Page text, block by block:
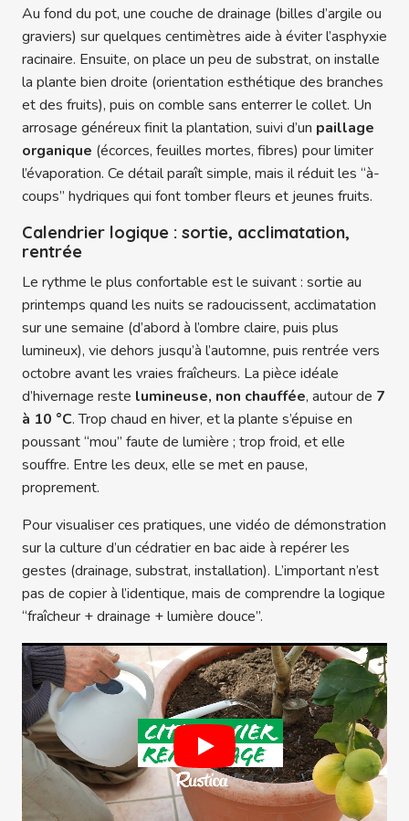
Au fond du pot, une couche de drainage (billes d’argile ou
graviers) sur quelques centimètres aide à éviter l’asphyxie
racinaire. Ensuite, on place un peu de substrat, on installe
la plante bien droite (orientation esthétique des branches
et des fruits), puis on comble sans enterrer le collet. Un
arrosage généreux finit la plantation, suivi d’un paillage
organique (écorces, feuilles mortes, fibres) pour limiter
l’évaporation. Ce détail paraît simple, mais il réduit les “à-
coups” hydriques qui font tomber fleurs et jeunes fruits.
Calendrier logique : sortie, acclimatation,
rentrée
Le rythme le plus confortable est le suivant : sortie au
printemps quand les nuits se radoucissent, acclimatation
sur une semaine (d’abord à l’ombre claire, puis plus
lumineux), vie dehors jusqu’à l’automne, puis rentrée vers
octobre avant les vraies fraîcheurs. La pièce idéale
d’hivernage reste lumineuse, non chauffée, autour de 7
à 10 °C. Trop chaud en hiver, et la plante s’épuise en
poussant “mou” faute de lumière ; trop froid, et elle
souffre. Entre les deux, elle se met en pause,
proprement.
Pour visualiser ces pratiques, une vidéo de démonstration
sur la culture d’un cédratier en bac aide à repérer les
gestes (drainage, substrat, installation). L’important n’est
pas de copier à l’identique, mais de comprendre la logique
“fraîcheur + drainage + lumière douce”.